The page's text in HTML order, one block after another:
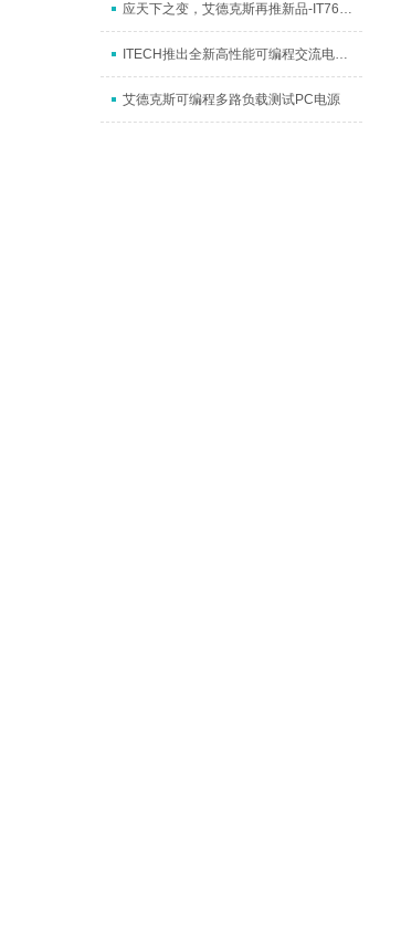
应天下之变，艾德克斯再推新品-IT7600大功率交流电源
ITECH推出全新高性能可编程交流电源IT7600
艾德克斯可编程多路负载测试PC电源